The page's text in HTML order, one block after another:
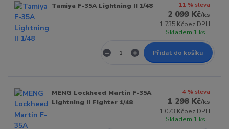
Tamiya F-35A Lightning II 1/48 11 % sleva
2 099 Kč/ks
1 735 Kčbez DPH
Skladem 1 ks
Přidat do košíku
MENG Lockheed Martin F-35A
Lightning II Fighter 1/48
4 % sleva
1 298 Kč/ks
1 073 Kčbez DPH
Skladem 1 ks